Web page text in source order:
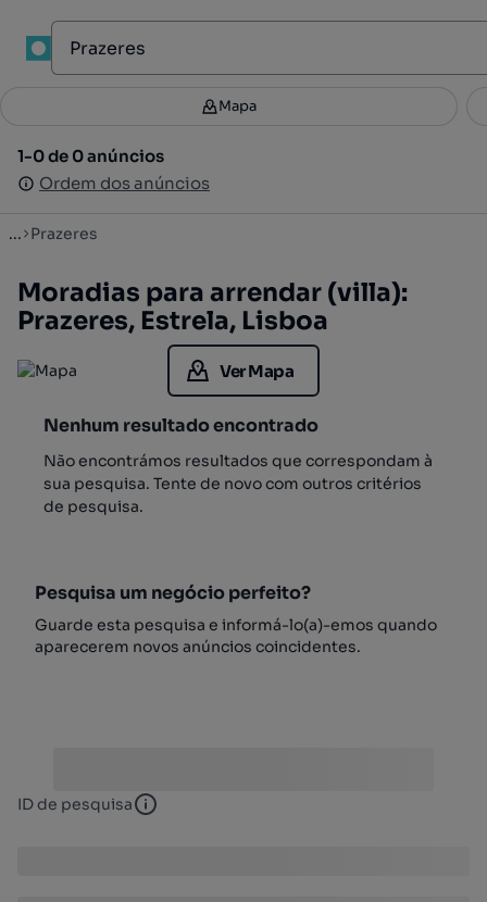
Filtros 4
1-0 de 0 anúncios
Ordem dos anúncios
Mapa
1-0 de 0 anúncios
Ordem dos anúncios
... Prazeres
Moradias para arrendar (villa):
Prazeres, Estrela, Lisboa
Ver Mapa
Nenhum resultado encontrado
Não encontrámos resultados que correspondam à
sua pesquisa. Tente de novo com outros critérios
de pesquisa.
Pesquisa um negócio perfeito?
Guarde esta pesquisa e informá-lo(a)-emos quando
aparecerem novos anúncios coincidentes.
ID de pesquisa ID de pesquisa